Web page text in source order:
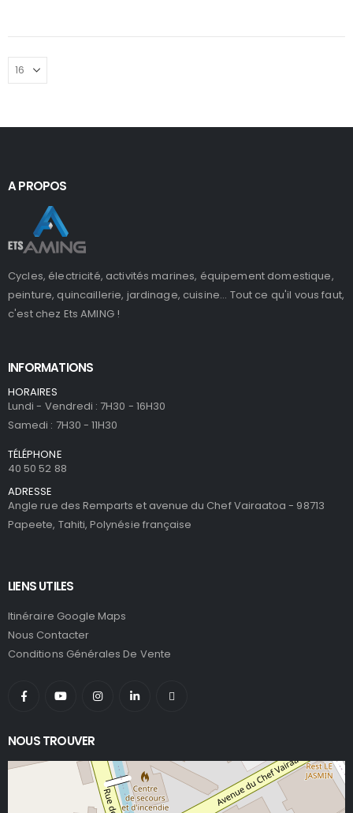
A PROPOS
Cycles, électricité, activités marines, équipement domestique,
peinture, quincaillerie, jardinage, cuisine... Tout ce qu'il vous faut,
c'est chez Ets AMING !
INFORMATIONS
HORAIRES
Lundi - Vendredi : 7H30 - 16H30
Samedi : 7H30 - 11H30
TÉLÉPHONE
40 50 52 88
ADRESSE
Angle rue des Remparts et avenue du Chef Vairaatoa - 98713
Papeete, Tahiti, Polynésie française
LIENS UTILES
Itinéraire Google Maps
Nous Contacter
Conditions Générales De Vente
NOUS TROUVER